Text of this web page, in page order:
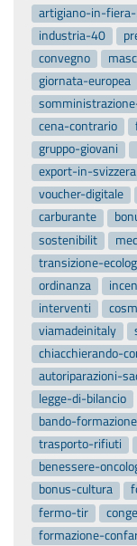
artigiano-in-
industria-40
convegno
giornata-europea
cena-contrario
gruppo-giovani
export-in-svizzera
voucher-digitale
carburante
sostenibilit
transizione-
ordinanza
interventi
viamadeinitaly
chiacchierando-
autoriparazioni-
legge-di-bilancio
bando-
trasporto-rifiuti
benessere-
bonus-cultura
fermo-tir
formazione-